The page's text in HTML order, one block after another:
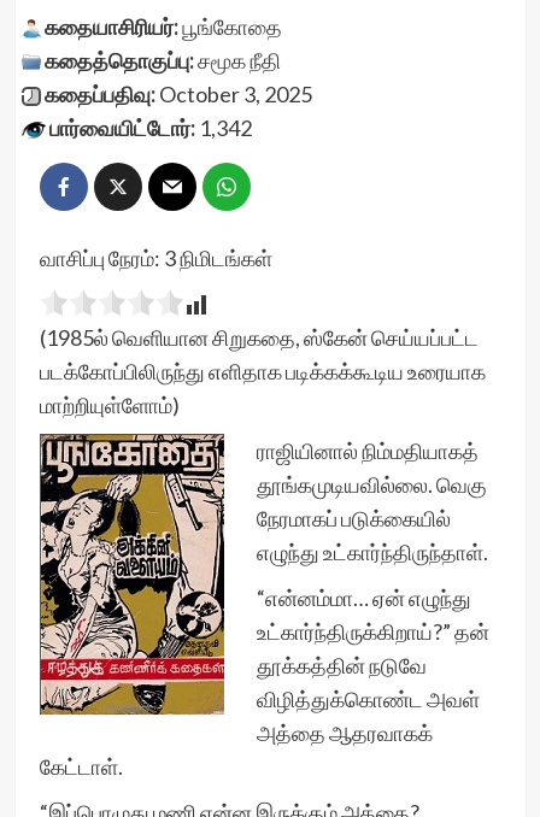
கதையாசிரியர்:பூங்கோதை
கதைத்தொகுப்பு:சமூக நீதி
கதைப்பதிவு:October 3, 2025
பார்வையிட்டோர்:1,342
வாசிப்பு நேரம்: 3நிமிடங்கள்
(1985ல் வெளியான சிறுகதை, ஸ்கேன் செய்யப்பட்ட
படக்கோப்பிலிருந்து எளிதாக படிக்கக்கூடிய உரையாக
மாற்றியுள்ளோம்)
ராஜியினால் நிம்மதியாகத்
தூங்கமுடியவில்லை. வெகு
நேரமாகப் படுக்கையில்
எழுந்து உட்கார்ந்திருந்தாள்.
“என்னம்மா… ஏன் எழுந்து
உட்கார்ந்திருக்கிறாய்?” தன்
தூக்கத்தின் நடுவே
விழித்துக்கொண்ட அவள்
அத்தை ஆதரவாகக்
கேட்டாள்.